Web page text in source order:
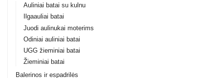
Auliniai batai su kulnu
Ilgaauliai batai
Juodi aulinukai moterims
Odiniai auliniai batai
UGG žieminiai batai
Žieminiai batai
Balerinos ir espadrilės